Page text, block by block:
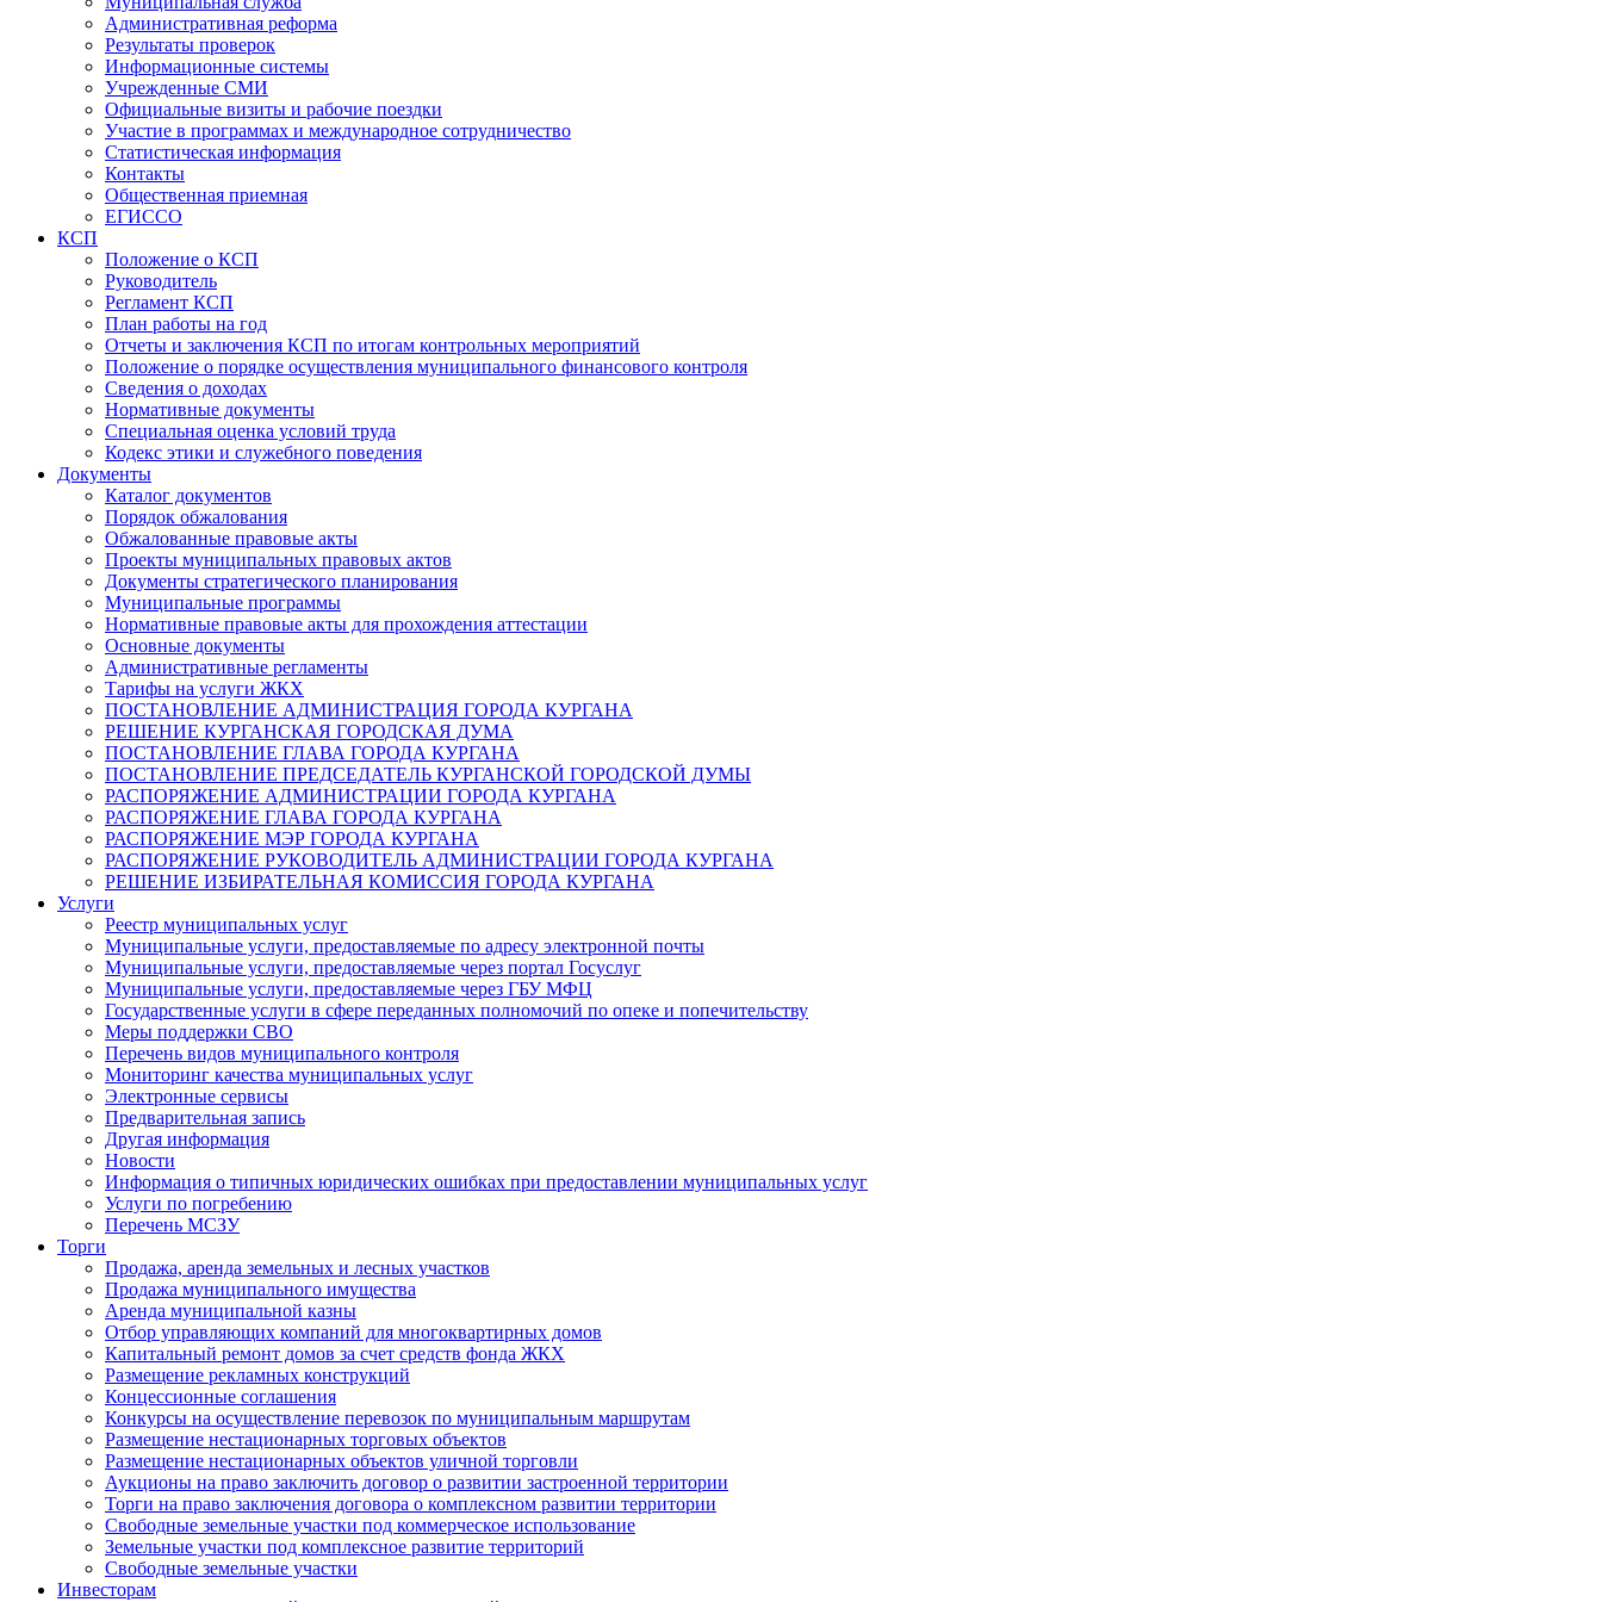
Административная реформа
Результаты проверок
Информационные системы
Учрежденные СМИ
Официальные визиты и рабочие поездки
Участие в программах и международное сотрудничество
Статистическая информация
Контакты
Общественная приемная
ЕГИССО
КСП
Положение о КСП
Руководитель
Регламент КСП
План работы на год
Отчеты и заключения КСП по итогам контрольных мероприятий
Положение о порядке осуществления муниципального финансового контроля
Сведения о доходах
Нормативные документы
Специальная оценка условий труда
Кодекс этики и служебного поведения
Документы
Каталог документов
Порядок обжалования
Обжалованные правовые акты
Проекты муниципальных правовых актов
Документы стратегического планирования
Муниципальные программы
Нормативные правовые акты для прохождения аттестации
Основные документы
Административные регламенты
Тарифы на услуги ЖКХ
ПОСТАНОВЛЕНИЕ АДМИНИСТРАЦИЯ ГОРОДА КУРГАНА
РЕШЕНИЕ КУРГАНСКАЯ ГОРОДСКАЯ ДУМА
ПОСТАНОВЛЕНИЕ ГЛАВА ГОРОДА КУРГАНА
ПОСТАНОВЛЕНИЕ ПРЕДСЕДАТЕЛЬ КУРГАНСКОЙ ГОРОДСКОЙ ДУМЫ
РАСПОРЯЖЕНИЕ АДМИНИСТРАЦИИ ГОРОДА КУРГАНА
РАСПОРЯЖЕНИЕ ГЛАВА ГОРОДА КУРГАНА
РАСПОРЯЖЕНИЕ МЭР ГОРОДА КУРГАНА
РАСПОРЯЖЕНИЕ РУКОВОДИТЕЛЬ АДМИНИСТРАЦИИ ГОРОДА КУРГАНА
РЕШЕНИЕ ИЗБИРАТЕЛЬНАЯ КОМИССИЯ ГОРОДА КУРГАНА
Услуги
Реестр муниципальных услуг
Муниципальные услуги, предоставляемые по адресу электронной почты
Муниципальные услуги, предоставляемые через портал Госуслуг
Муниципальные услуги, предоставляемые через ГБУ МФЦ
Государственные услуги в сфере переданных полномочий по опеке и попечительству
Меры поддержки СВО
Перечень видов муниципального контроля
Мониторинг качества муниципальных услуг
Электронные сервисы
Предварительная запись
Другая информация
Новости
Информация о типичных юридических ошибках при предоставлении муниципальных услуг
Услуги по погребению
Перечень МСЗУ
Торги
Продажа, аренда земельных и лесных участков
Продажа муниципального имущества
Аренда муниципальной казны
Отбор управляющих компаний для многоквартирных домов
Капитальный ремонт домов за счет средств фонда ЖКХ
Размещение рекламных конструкций
Концессионные соглашения
Конкурсы на осуществление перевозок по муниципальным маршрутам
Размещение нестационарных торговых объектов
Размещение нестационарных объектов уличной торговли
Аукционы на право заключить договор о развитии застроенной территории
Торги на право заключения договора о комплексном развитии территории
Свободные земельные участки под коммерческое использование
Земельные участки под комплексное развитие территорий
Свободные земельные участки
Инвесторам